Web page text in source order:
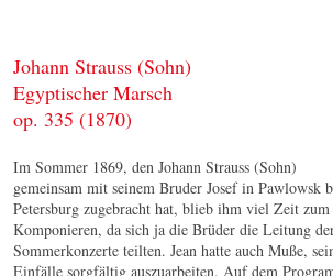
Johann Strauss (Sohn)
Egyptischer Marsch
op. 335 (1870)
Im Sommer 1869, den Johann Strauss (Sohn)
gemeinsam mit seinem Bruder Josef in Pawlowsk
Petersburg zugebracht hat, blieb ihm viel Zeit zum
Komponieren, da sich ja die Brüder die Leitung
Sommerkonzerte teilten. Jean hatte auch Muße,
Einfälle sorgfältig auszuarbeiten. Auf dem